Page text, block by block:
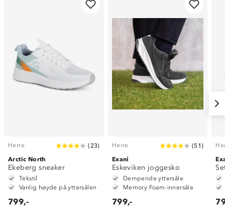
Herre (23)
Arctic North
Ekeberg sneaker
Tekstil
Vanlig høyde på yttersålen
799,-
Herre (51 )
Exani
Eskeviken joggesko
Dempende yttersåle
Memory Foam-innersåle
799,-